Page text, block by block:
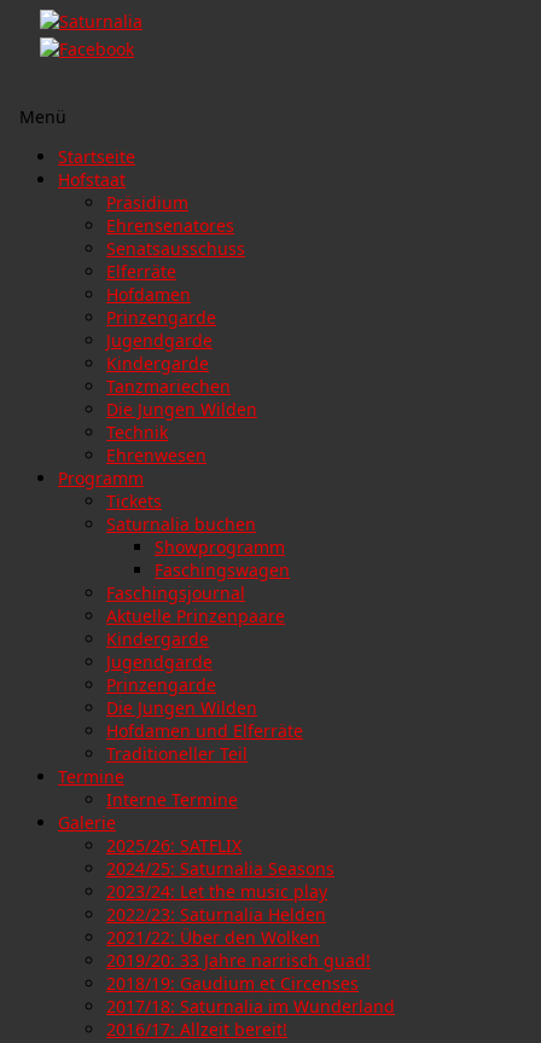
Menü
Zum
Inhalt
Startseite
Hofstaat
Präsidium
Ehrensenatores
Senatsausschuss
Elferräte
Hofdamen
Prinzengarde
Jugendgarde
Kindergarde
Tanzmariechen
Die Jungen Wilden
Technik
Ehrenwesen
Programm
Tickets
Saturnalia buchen
Showprogramm
Faschingswagen
Faschingsjournal
Aktuelle Prinzenpaare
Kindergarde
Jugendgarde
Prinzengarde
Die Jungen Wilden
Hofdamen und Elferräte
Traditioneller Teil
Termine
Interne Termine
Galerie
2025/26: SATFLIX
2024/25: Saturnalia Seasons
2023/24: Let the music play
2022/23: Saturnalia Helden
2021/22: Über den Wolken
2019/20: 33 Jahre narrisch guad!
2018/19: Gaudium et Circenses
2017/18: Saturnalia im Wunderland
2016/17: Allzeit bereit!